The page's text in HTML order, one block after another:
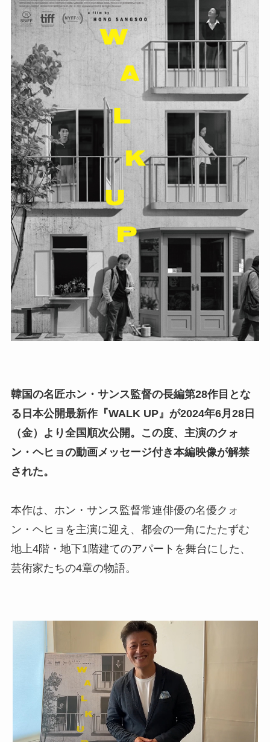
韓国の名匠ホン・サンス監督の長編第28作目とな
る日本公開最新作『WALK UP』が2024年6月28日
（金）より全国順次公開。この度、主演のクォ
ン・ヘヒョの動画メッセージ付き本編映像が解禁
された。
本作は、ホン・サンス監督常連俳優の名優クォ
ン・ヘヒョを主演に迎え、都会の一角にたたずむ
地上4階・地下1階建てのアパートを舞台にした、
芸術家たちの4章の物語。